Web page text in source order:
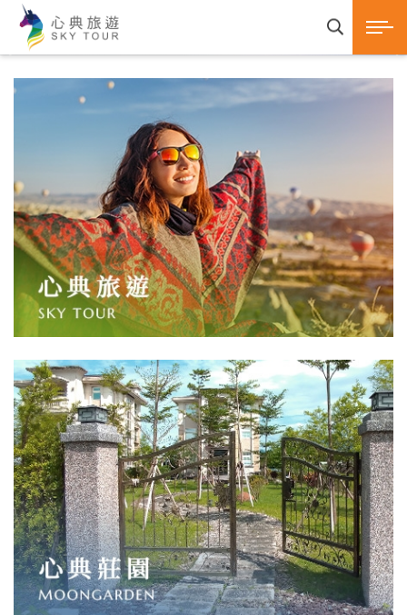
心典旅遊SKY TOUR |產品諮詢
展開